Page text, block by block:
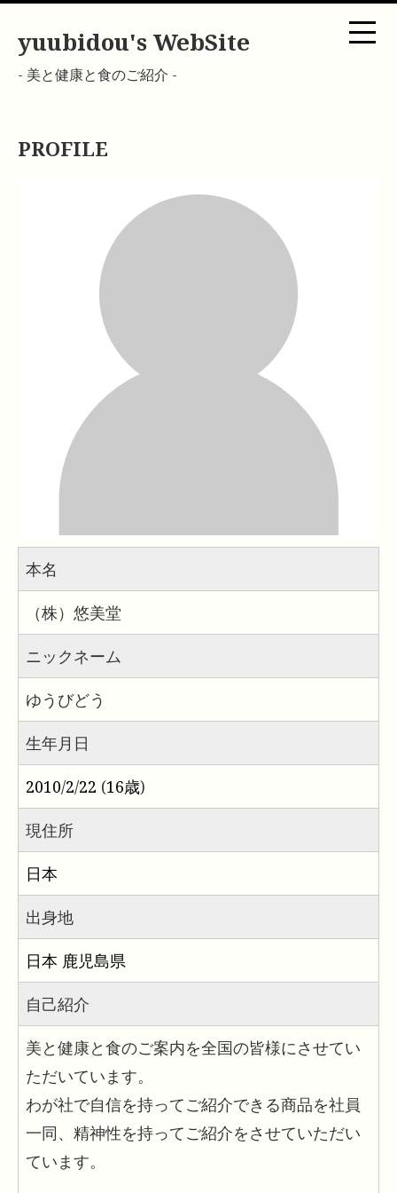
yuubidou's WebSite
- 美と健康と食のご紹介 -
PROFILE
本名
（株）悠美堂
ニックネーム
ゆうびどう
生年月日
2010/2/22 (16歳)
現住所
日本
出身地
日本 鹿児島県
自己紹介
美と健康と食のご案内を全国の皆様にさせてい
ただいています。
わが社で自信を持ってご紹介できる商品を社員
一同、精神性を持ってご紹介をさせていただい
ています。